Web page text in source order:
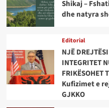
Shikaj –
dhe natyra
Editorial
NJË
INTEGRITET
FRIKËSOHET
Kufizimet e
GJKKO